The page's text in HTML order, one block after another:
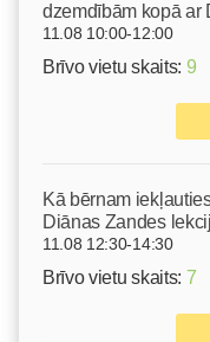
dzemdībām kopā ar
11.08 10:00-12:00
Brīvo vietu skaits: 9
Kā bērnam
Diānas Zandes
11.08 12:30-14:30
Brīvo vietu skaits: 7